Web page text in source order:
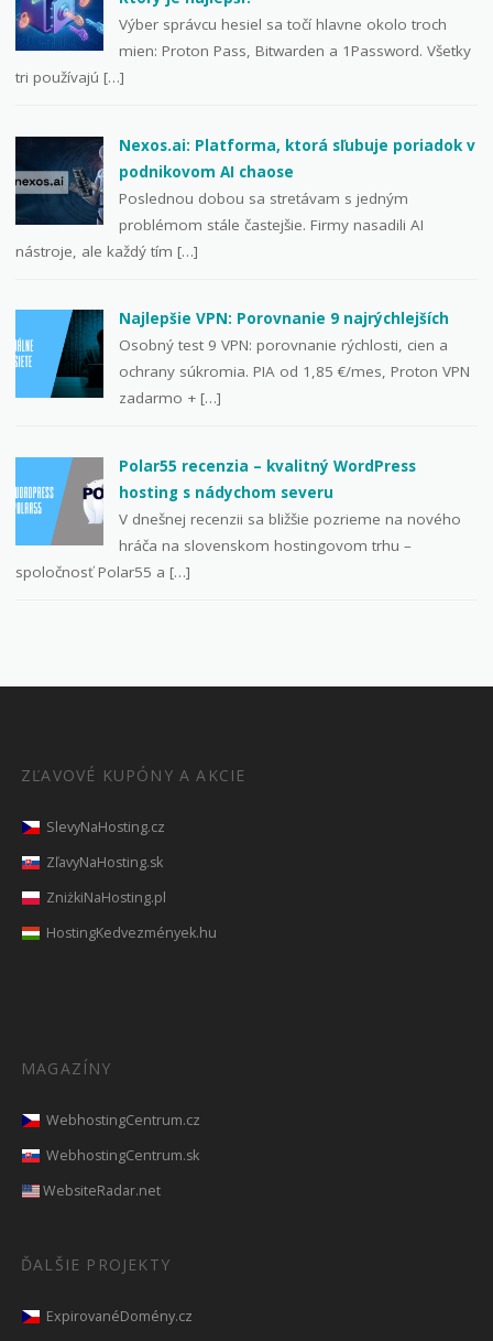
Výber správcu hesiel sa točí hlavne okolo troch
mien: Proton Pass, Bitwarden a 1Password. Všetky
tri používajú […]
Nexos.ai: Platforma, ktorá sľubuje poriadok v
podnikovom AI chaose
Poslednou dobou sa stretávam s jedným
problémom stále častejšie. Firmy nasadili AI
nástroje, ale každý tím […]
Najlepšie VPN: Porovnanie 9 najrýchlejších
Osobný test 9 VPN: porovnanie rýchlosti, cien a
ochrany súkromia. PIA od 1,85 €/mes, Proton VPN
zadarmo + […]
Polar55 recenzia – kvalitný WordPress
hosting s nádychom severu
V dnešnej recenzii sa bližšie pozrieme na nového
hráča na slovenskom hostingovom trhu –
spoločnosť Polar55 a […]
ZĽAVOVÉ KUPÓNY A AKCIE
SlevyNaHosting.cz
ZľavyNaHosting.sk
ZniżkiNaHosting.pl
HostingKedvezmények.hu
MAGAZÍNY
WebhostingCentrum.cz
WebhostingCentrum.sk
WebsiteRadar.net
ĎALŠIE PROJEKTY
ExpirovanéDomény.cz